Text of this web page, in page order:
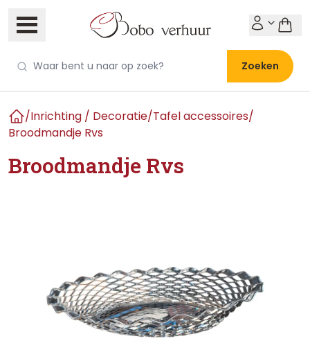
Zoeken
Home
/Inrichting / Decoratie/Tafel accessoires/
Broodmandje Rvs
Broodmandje Rvs